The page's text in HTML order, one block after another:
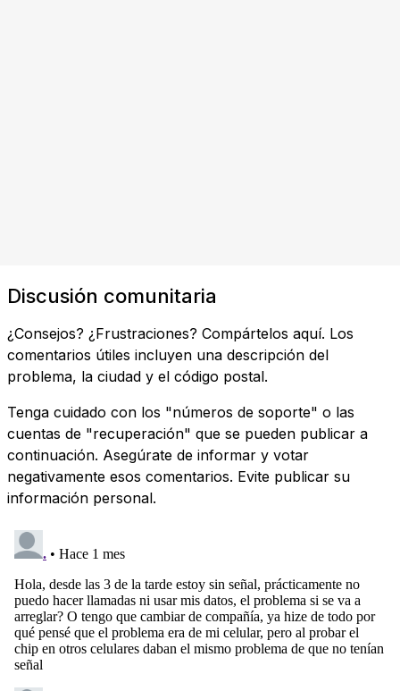
Discusión comunitaria
¿Consejos? ¿Frustraciones? Compártelos aquí. Los
comentarios útiles incluyen una descripción del
problema, la ciudad y el código postal.
Tenga cuidado con los "números de soporte" o las
cuentas de "recuperación" que se pueden publicar a
continuación. Asegúrate de informar y votar
negativamente esos comentarios. Evite publicar su
información personal.